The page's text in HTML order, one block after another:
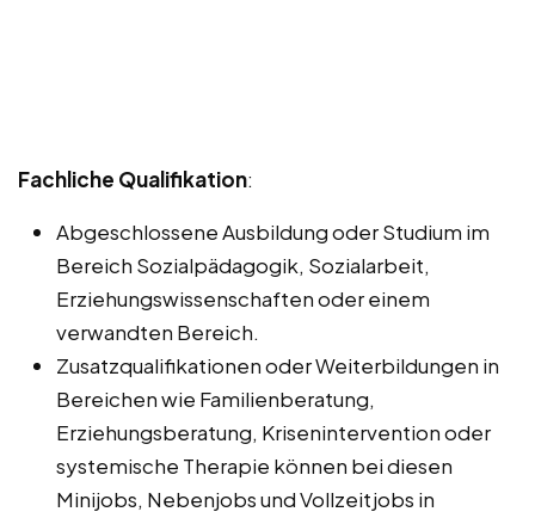
Fachliche Qualifikation:
Abgeschlossene Ausbildung oder Studium im
Bereich Sozialpädagogik, Sozialarbeit,
Erziehungswissenschaften oder einem
verwandten Bereich.
Zusatzqualifikationen oder Weiterbildungen in
Bereichen wie Familienberatung,
Erziehungsberatung, Krisenintervention oder
systemische Therapie können bei diesen
Minijobs, Nebenjobs und Vollzeitjobs in